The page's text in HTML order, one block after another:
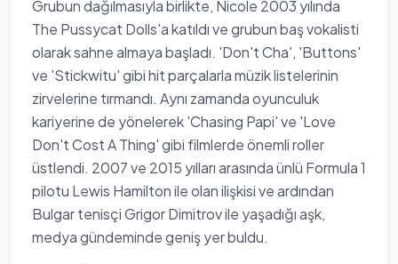
Grubun dağılmasıyla birlikte, Nicole 2003 yılında
The Pussycat Dolls'a katıldı ve grubun baş vokalisti
olarak sahne almaya başladı. 'Don't Cha', 'Buttons'
ve 'Stickwitu' gibi hit parçalarla müzik listelerinin
zirvelerine tırmandı. Aynı zamanda oyunculuk
kariyerine de yönelerek 'Chasing Papi' ve 'Love
Don't Cost A Thing' gibi filmlerde önemli roller
üstlendi. 2007 ve 2015 yılları arasında ünlü Formula 1
pilotu Lewis Hamilton ile olan ilişkisi ve ardından
Bulgar tenisçi Grigor Dimitrov ile yaşadığı aşk,
medya gündeminde geniş yer buldu.